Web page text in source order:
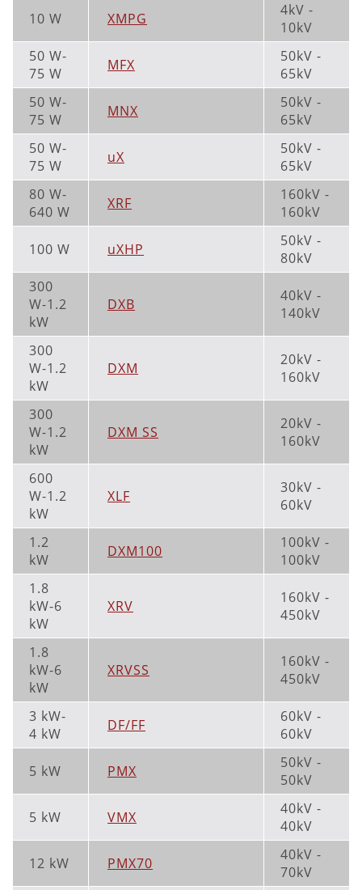
10 W XMPG
4kV -
10kV
50 W-
75 W
MFX
50kV -
65kV
50 W-
75 W
MNX
50kV -
65kV
50 W-
75 W
uX
50kV -
65kV
80 W-
640 W
XRF
160kV -
160kV
100 W uXHP
50kV -
80kV
300
W-1.2
kW
DXB
40kV -
140kV
300
W-1.2
kW
DXM
20kV -
160kV
300
W-1.2
kW
DXM SS
20kV -
160kV
600
W-1.2
kW
XLF
30kV -
60kV
1.2
kW
DXM100
100kV -
100kV
1.8
kW-6
kW
XRV
160kV -
450kV
1.8
kW-6
kW
XRVSS
160kV -
450kV
3 kW-
4 kW
DF/FF
60kV -
60kV
5 kW PMX
50kV -
50kV
5 kW VMX
40kV -
40kV
12 kW PMX70
40kV -
70kV